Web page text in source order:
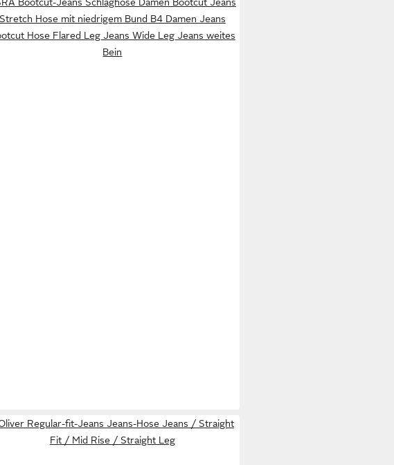
Bootcut-Jeans Schlaghose Damen Bootcut Jeans
Stretch Hose mit niedrigem Bund B4 Damen Jeans
Hose Flared Leg Jeans Wide Leg Jeans weites
Bein
Regular-fit-Jeans Jeans-Hose Jeans / Straight
Fit / Mid Rise / Straight Leg